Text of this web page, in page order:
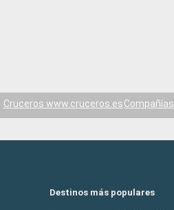
Cruceros www.cruceros.esCompañías
Destinos más populares